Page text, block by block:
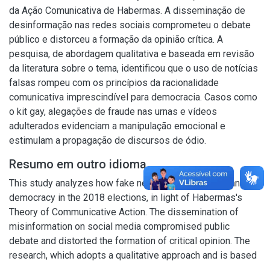
da Ação Comunicativa de Habermas. A disseminação de
desinformação nas redes sociais comprometeu o debate
público e distorceu a formação da opinião crítica. A
pesquisa, de abordagem qualitativa e baseada em revisão
da literatura sobre o tema, identificou que o uso de notícias
falsas rompeu com os princípios da racionalidade
comunicativa imprescindível para democracia. Casos como
o kit gay, alegações de fraude nas urnas e vídeos
adulterados evidenciam a manipulação emocional e
estimulam a propagação de discursos de ódio.
Resumo em outro idioma
This study analyzes how fake news impacted Brazilian
democracy in the 2018 elections, in light of Habermas's
Theory of Communicative Action. The dissemination of
misinformation on social media compromised public
debate and distorted the formation of critical opinion. The
research, which adopts a qualitative approach and is based